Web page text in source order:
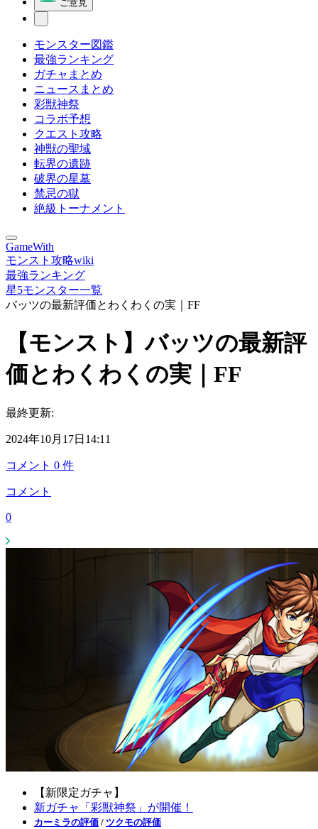
ご意見
モンスター図鑑
最強ランキング
ガチャまとめ
ニュースまとめ
彩獣神祭
コラボ予想
クエスト攻略
神獣の聖域
転界の遺跡
破界の星墓
禁忌の獄
絶級トーナメント
GameWith
モンスト攻略wiki
最強ランキング
星5モンスター一覧
バッツの最新評価とわくわくの実｜FF
【モンスト】バッツの最新評
価とわくわくの実｜FF
最終更新:
2024年10月17日14:11
コメント 0 件
コメント
0
【新限定ガチャ】
新ガチャ「彩獣神祭」が開催！
カーミラの評価 / ツクモの評価